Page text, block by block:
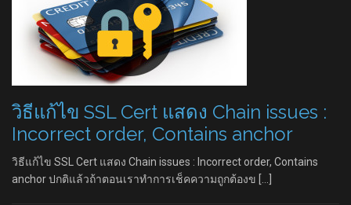
วิธีแก้ไข SSL Cert แสดง Chain issues :
Incorrect order, Contains anchor
วิธีแก้ไข SSL Cert แสดง Chain issues : Incorrect order, Contains
anchor ปกติแล้วถ้าตอนเราทำการเช็คความถูกต้องข […]